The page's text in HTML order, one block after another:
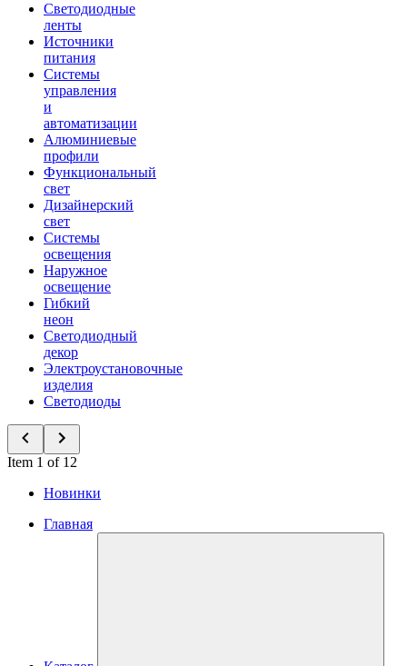
Светодиодные
ленты
Источники
питания
Системы
управления
и
автоматизации
Алюминиевые
профили
Функциональный
свет
Дизайнерский
свет
Системы
освещения
Наружное
освещение
Гибкий
неон
Светодиодный
декор
Электроустановочные
изделия
Светодиоды
Item 1 of 12
Новинки
Главная